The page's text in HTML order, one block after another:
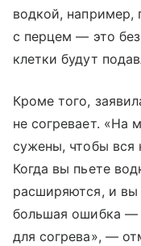
водкой, например,
с перцем — это
клетки будут
Кроме того,
не согревает. «На
сужены, чтобы вся
Когда вы пьете
расширяются, и вы
большая ошибка —
для согрева», —